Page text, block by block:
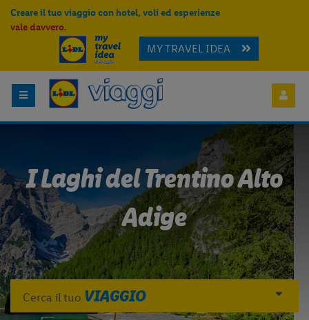
Creare il tuo viaggio con hotel, voli ed esperienze
vale davvero.
MY TRAVEL IDEA
I Laghi del Trentino Alto
Adige
Cerca il tuo VIAGGIO